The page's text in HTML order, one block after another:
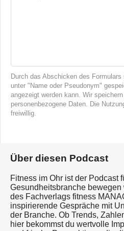
Durch das Abschicken des
unter "Name oder Pseudonym"
angezeigt werden kann. Wir
personenbezogene Daten. Die
freiwillig.
Über diesen Podcast
Fitness im Ohr ist der Podcast
Gesundheitsbranche
des Fachverlags fitness
inspirierende Gespräche mit
der Branche. Ob Trends,
hier bekommst du wertvolle